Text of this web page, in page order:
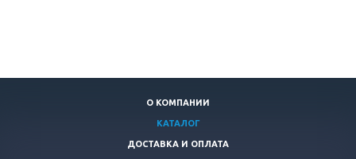
О КОМПАНИИ
КАТАЛОГ
ДОСТАВКА И ОПЛАТА